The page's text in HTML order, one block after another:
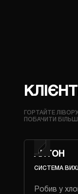
ГОРТАЙТЕ
ПОБАЧИТИ
АНТОН
СИСТЕМА
Робив у